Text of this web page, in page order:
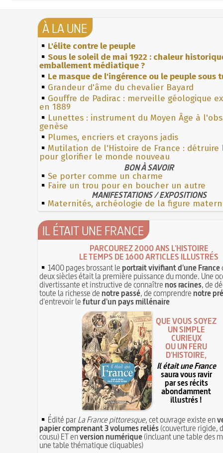
À LA UNE
L'élite contre le peuple
Sous le soleil de mai 1922 : chaleur
emballement médiatique ?
Le masque de l'ingérence ou le peuple sous
Grandeur d'âme du chevalier Bayard
Gouffre de Padirac : merveille géologique
en 1889
Lunettes : instrument du Moyen Âge à
genèse
Plumes, encriers et crayons jadis
Mutilation de l'Histoire de France : détruire
pour glorifier le monde nouveau
BON À SAVOIR
Se porter comme un charme
Faire un trou pour en boucher un autre
MANIFESTATIONS / EXPOSITIONS
Maternités, archéologie de la figure
IL ÉTAIT UNE FRANCE
PARCOUREZ 2000 ANS L'HISTOIRE
LE TEMPS DE 1600 ARTICLES ILLUSTRÉS
1400 pages brossant leportrait vivifiant d'une France
deux siècles était la première puissance du monde. Une
divertissante et instructive de connaîtrenos racines, de
toute la richesse denotre passé, de comprendrenotre
d'entrevoir lefutur d'un pays millénaire
QUE VOUS SOYEZ
UN SIMPLE
CURIEUX
OU UN FÉRU
D'HISTOIRE,
Il était une France
saura vous ravir
par ses récits
abondamment
illustrés !
Édité parLa France pittoresque, cet ouvrage existe en
papier comprenant 3 volumes reliés(couverture rigide,
cousu) ET enversion numérique(incluant une table des
une table thématique cliquables)